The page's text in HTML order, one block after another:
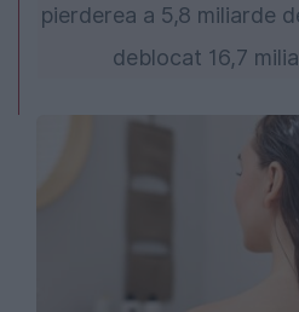
pierderea a 5,8 miliarde
deblocat 16,7